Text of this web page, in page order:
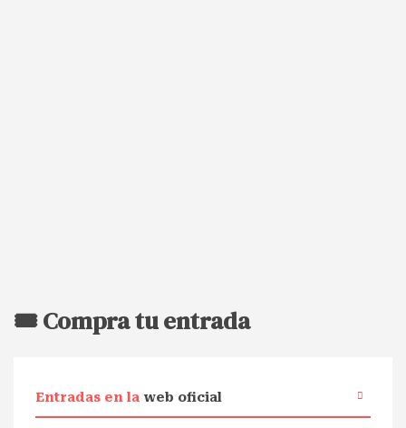
🎟️ Compra tu entrada
Entradas en la web oficial